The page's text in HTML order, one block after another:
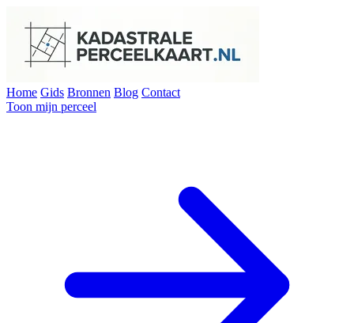
Home Gids Bronnen Blog Contact
Toon mijn perceel